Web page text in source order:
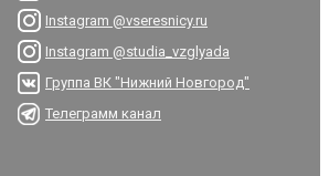
Instagram @vseresnicy.ru
Instagram @studia_vzglyada
Группа ВК "Нижний Новгород"
Телеграмм канал